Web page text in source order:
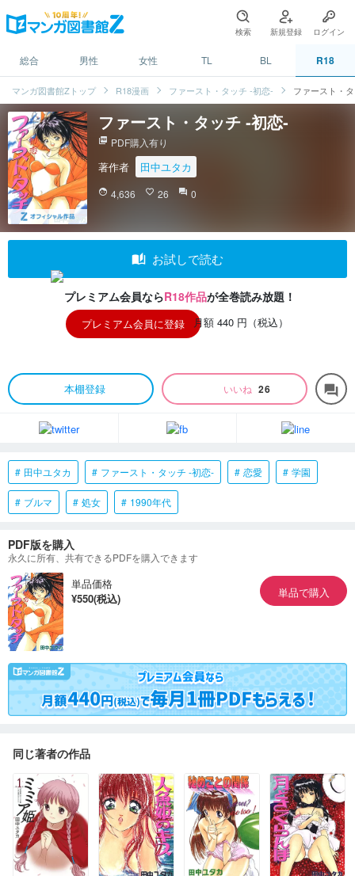
検索 新規登録 ログイン
総合 男性 女性 TL BL R18
マンガ図書館Zトップ R18漫画 ファースト・タッチ ‐初恋‐ ファースト・
ファースト・タッチ ‐初恋‐
picture_as_pdf PDF購入有り
著作者 田中ユタカ
face 4,636 favorite_border 26 question_answer 0
auto_stories お試しで読む
プレミアム会員ならR18作品が全巻読み放題！
プレミアム会員に登録 月額 440 円（税込）
本棚登録 いいね 26 forum
田中ユタカ ファースト・タッチ ‐初恋‐ 恋愛 学園
ブルマ 処女 1990年代
PDF版を購入
永久に所有、共有できるPDFを購入できます
単品価格
¥550(税込)
単品で購入
同じ著者の作品